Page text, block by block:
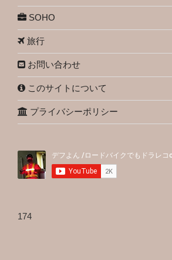
SOHO
旅行
お問い合わせ
このサイトについて
プライバシーポリシー
174